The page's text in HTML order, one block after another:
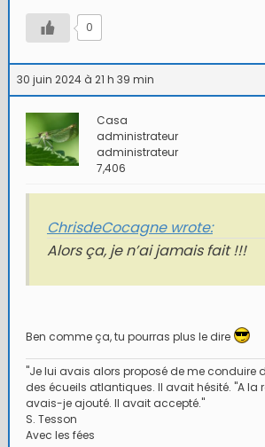
0
30 juin 2024 à 21 h 39 min
Casa
administrateur
administrateur
7,406
ChrisdeCocagne wrote:
Alors ça, je n’ai jamais fait !!!
Ben comme ça, tu pourras plus le dire
"Je lui avais alors proposé de me conduire
des écueils atlantiques. Il avait hésité. "A la
avais-je ajouté. Il avait accepté."
S. Tesson
Avec les fées